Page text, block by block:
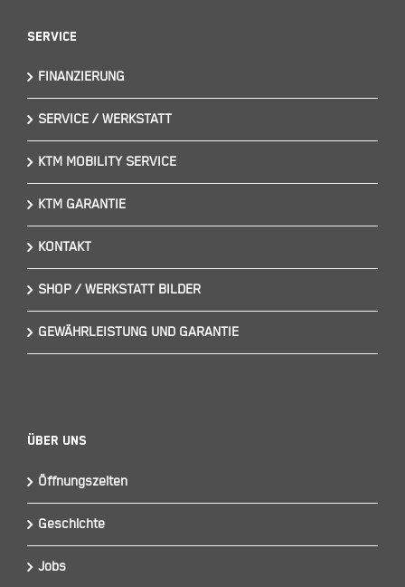
Service
FINANZIERUNG
SERVICE / WERKSTATT
KTM MOBILITY SERVICE
KTM GARANTIE
KONTAKT
SHOP / WERKSTATT BILDER
GEWÄHRLEISTUNG UND GARANTIE
Über Uns
Öffnungszeiten
Geschichte
Jobs